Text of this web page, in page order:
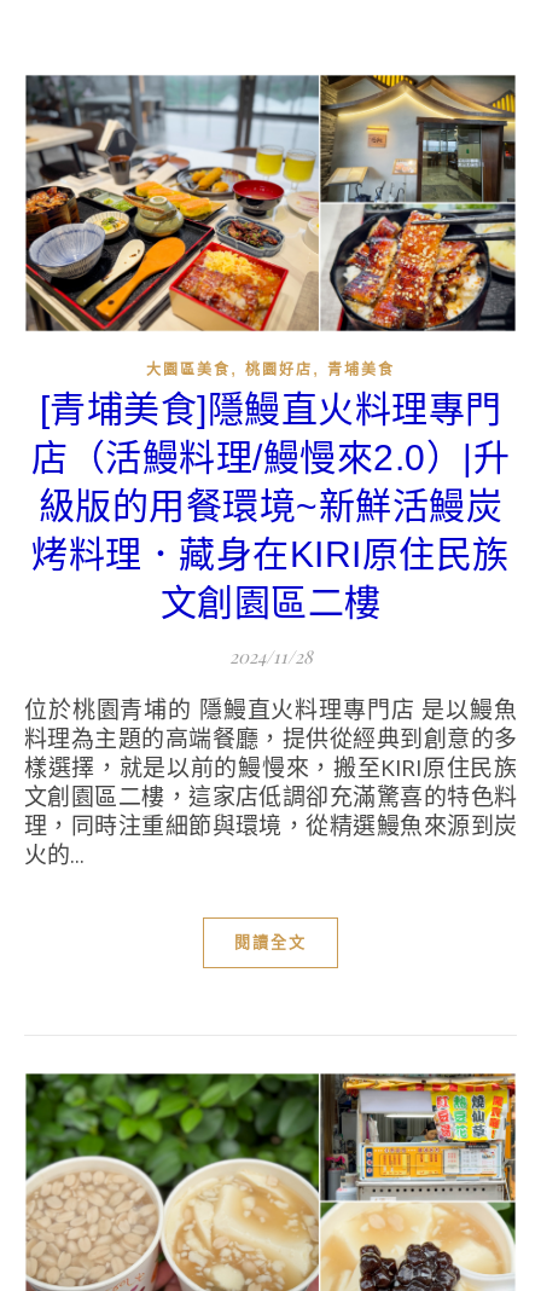
大園區美食 , 桃園好店 , 青埔美食
[青埔美食]隱鰻直火料理專門
店（活鰻料理/鰻慢來2.0）|升
級版的用餐環境~新鮮活鰻炭
烤料理．藏身在KIRI原住民族
文創園區二樓
2024/11/28
位於桃園青埔的 隱鰻直火料理專門店 是以鰻魚
料理為主題的高端餐廳，提供從經典到創意的多
樣選擇，就是以前的鰻慢來，搬至KIRI原住民族
文創園區二樓，這家店低調卻充滿驚喜的特色料
理，同時注重細節與環境，從精選鰻魚來源到炭
火的...
閱讀全文